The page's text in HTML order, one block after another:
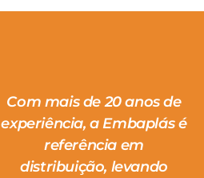
Com mais de 20 anos de
experiência, a Embaplás é
referência em
distribuição, levando